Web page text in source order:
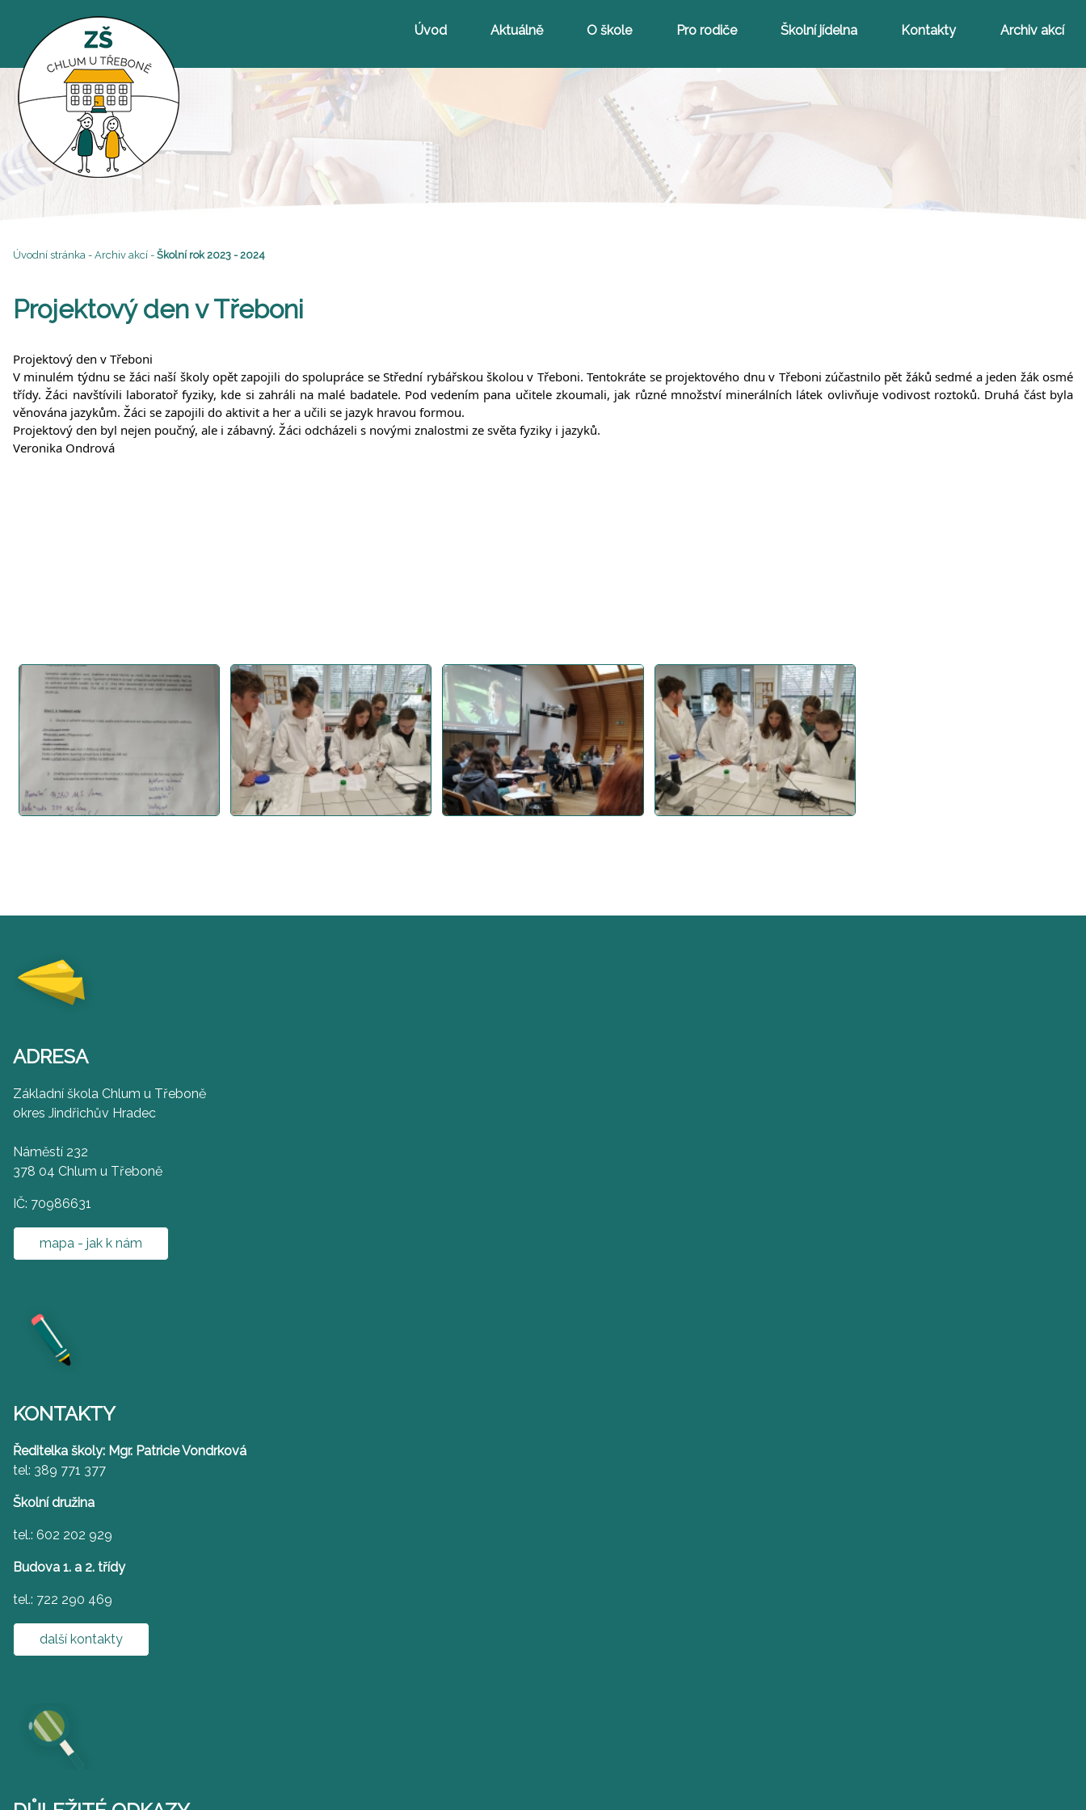
Úvod Aktuálně O škole Pro rodiče Školní jídelna Kontakty Archiv akcí
Úvodní stránka - Archiv akcí - Školní rok 2023 - 2024
Projektový den v Třeboni
Projektový den v Třeboni
V minulém týdnu se žáci naší školy opět zapojili do spolupráce se Střední rybářskou školou v Třeboni. Tentokráte se projektového dnu v Třeboni zúčastnilo pět žáků sedmé a jeden žák osmé
třídy. Žáci navštívili laboratoř fyziky, kde si zahráli na malé badatele. Pod vedením pana učitele zkoumali, jak různé množství minerálních látek ovlivňuje vodivost roztoků. Druhá část byla
věnována jazykům. Žáci se zapojili do aktivit a her a učili se jazyk hravou formou.
Projektový den byl nejen poučný, ale i zábavný. Žáci odcházeli s novými znalostmi ze světa fyziky i jazyků.
Veronika Ondrová
ADRESA
Základní škola Chlum u Třeboně
okres Jindřichův Hradec
Náměstí 232
378 04 Chlum u Třeboně
IČ: 70986631
mapa - jak k nám
KONTAKTY
Ředitelka školy: Mgr. Patricie Vondrková
tel: 389 771 377
Školní družina
tel.: 602 202 929
Budova 1. a 2. třídy
tel.: 722 290 469
další kontakty